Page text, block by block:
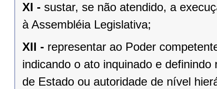
XI - sustar, se não atendido, a
à Assembléia Legislativa;
XII - representar ao Poder
indicando o ato inquinado e
de Estado ou autoridade de nível